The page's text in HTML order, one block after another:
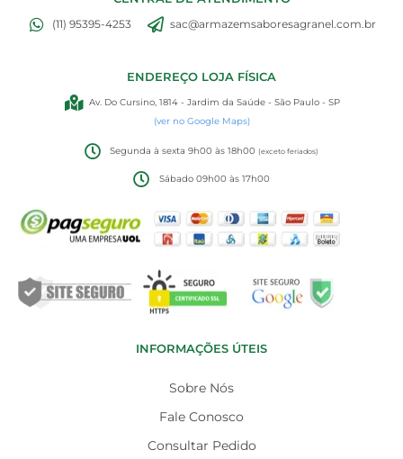
(11) 95395-4253 sac@armazemsaboresagranel.com.br
ENDEREÇO LOJA FÍSICA
Av. Do Cursino, 1814 - Jardim da Saúde - São Paulo - SP
(ver no Google Maps)
Segunda à sexta 9h00 às 18h00(exceto feriados)
Sábado 09h00 às 17h00
INFORMAÇÕES ÚTEIS
Sobre Nós
Fale Conosco
Consultar Pedido